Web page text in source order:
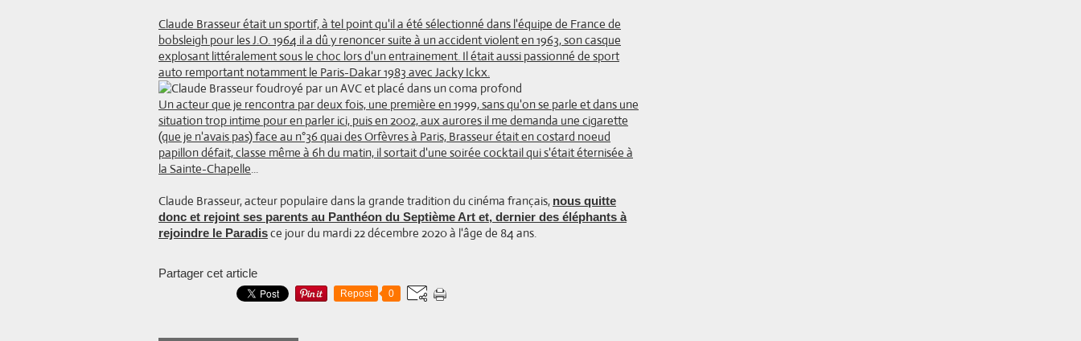
Claude Brasseur était un sportif, à tel point qu'il a été sélectionné dans l'équipe de France de
bobsleigh pour les J.O. 1964 il a dû y renoncer suite à un accident violent en 1963, son casque
explosant littéralement sous le choc lors d'un entrainement. Il était aussi passionné de sport
auto remportant notamment le Paris-Dakar 1983 avec Jacky Ickx.
Un acteur que je rencontra par deux fois, une première en 1999, sans qu'on se parle et dans une
situation trop intime pour en parler ici, puis en 2002, aux aurores il me demanda une cigarette
(que je n'avais pas) face au n°36 quai des Orfèvres à Paris, Brasseur était en costard noeud
papillon défait, classe même à 6h du matin, il sortait d'une soirée cocktail qui s'était éternisée à
la Sainte-Chapelle...
Claude Brasseur, acteur populaire dans la grande tradition du cinéma français, nous quitte
donc et rejoint ses parents au Panthéon du Septième Art et, dernier des éléphants à
rejoindre le Paradisce jour du mardi 22 décembre 2020 à l'âge de 84 ans.
Partager cet article
Repost 0